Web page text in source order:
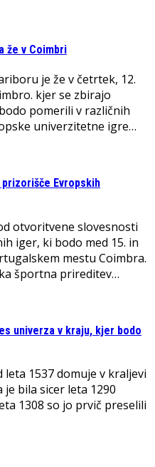
že v Coimbri
je že v četrtek, 12.
kjer se zbirajo
pomerili v različnih
univerzitetne igre…
Evropskih
otvoritvene slovesnosti
iger, ki bodo med 15. in
mestu Coimbra.
športna prireditev…
univerza v kraju, kjer bodo
leta 1537 domuje v kraljevi
je bila sicer leta 1290
1308 so jo prvič preselili